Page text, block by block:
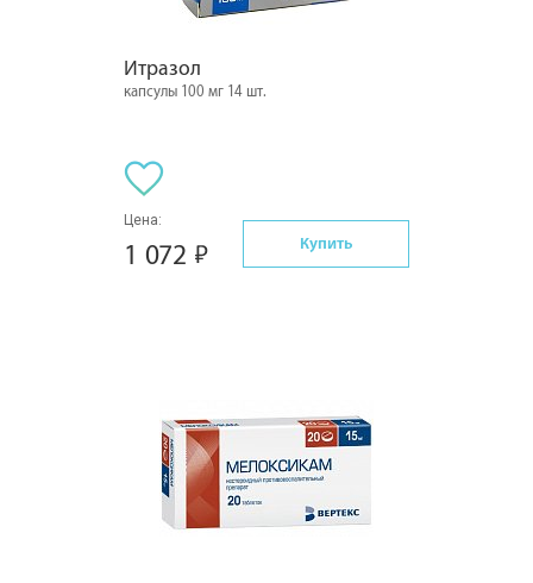
Итразол
капсулы 100 мг 14 шт.
Цена:
1 072 Купить